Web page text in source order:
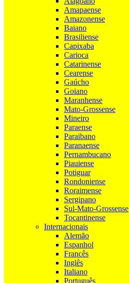
Amapaense
Amazonense
Baiano
Brasiliense
Capixaba
Carioca
Catarinense
Cearense
Gaúcho
Goiano
Maranhense
Mato-Grossense
Mineiro
Paraense
Paraibano
Paranaense
Pernambucano
Piauiense
Potiguar
Rondoniense
Roraimense
Sergipano
Sul-Mato-Grossense
Tocantinense
Internacionais
Alemão
Espanhol
Francês
Inglês
Italiano
Português